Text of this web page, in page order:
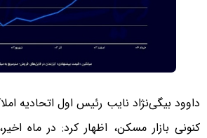
داوود بیگی‌نژاد نایب رئیس اول اتحادیه
کنونی بازار مسکن، اظهار کرد: در ماه